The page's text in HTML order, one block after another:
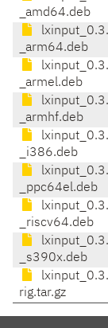
_amd64.deb
_arm64.deb
_armel.deb
_armhf.deb
_i386.deb
_ppc64el.deb
_riscv64.deb
_s390x.deb
rig.tar.gz